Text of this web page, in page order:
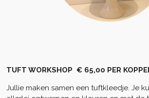
TUFT WORKSHOP € 65,00 PER
Jullie maken samen een tuftkleedje. Je